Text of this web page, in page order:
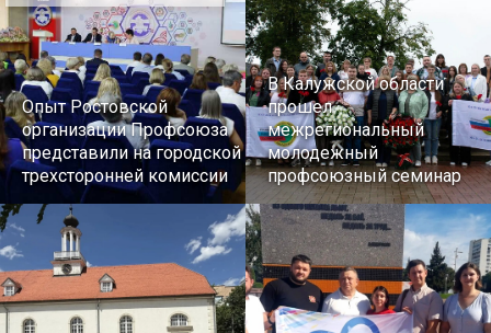
Опыт Ростовской
организации Профсоюза
представили на городской
трехсторонней комиссии
В Калужской области
прошел
межрегиональный
молодежный
профсоюзный семинар